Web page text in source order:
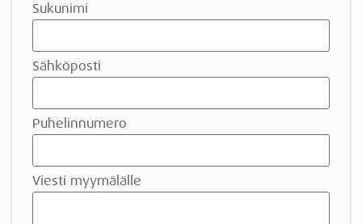
Sukunimi
Sähköposti
Puhelinnumero
Viesti myymälälle